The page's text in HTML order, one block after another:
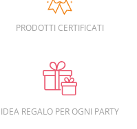
PRODOTTI CERTIFICATI
IDEA REGALO PER OGNI PARTY